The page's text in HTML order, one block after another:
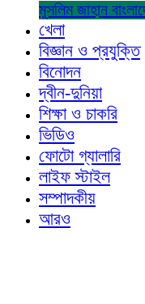
মুসলিম জাহান
খেলা
বিজ্ঞান ও প্রযুক্তি
বিনোদন
দ্বীন-দুনিয়া
শিক্ষা ও চাকরি
ভিডিও
ফোটো গ্যালারি
লাইফ স্টাইল
সম্পাদকীয়
আরও